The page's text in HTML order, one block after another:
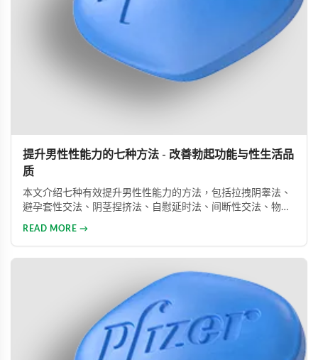
提升男性性能力的七种方法 - 改善勃起功能与性生活品
质
本文介绍七种有效提升男性性能力的方法，包括拉拽阴睾法、
避孕套性交法、阴茎捏挤法、自慰延时法、间断性交法、物理
READ MORE →